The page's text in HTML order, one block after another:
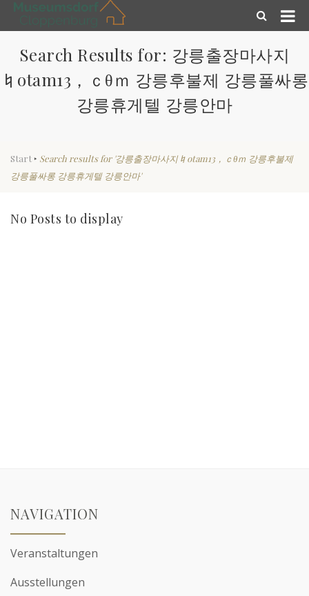
Search Results for: 강릉출장마사지
♮otam13，ｃθｍ 강릉후불제 강릉풀싸롱
강릉휴게텔 강릉안마
Start ‣ Search results for '강릉출장마사지♮otam13，ｃθｍ 강릉후불제
강릉풀싸롱 강릉휴게텔 강릉안마'
No Posts to display
NAVIGATION
Veranstaltungen
Ausstellungen